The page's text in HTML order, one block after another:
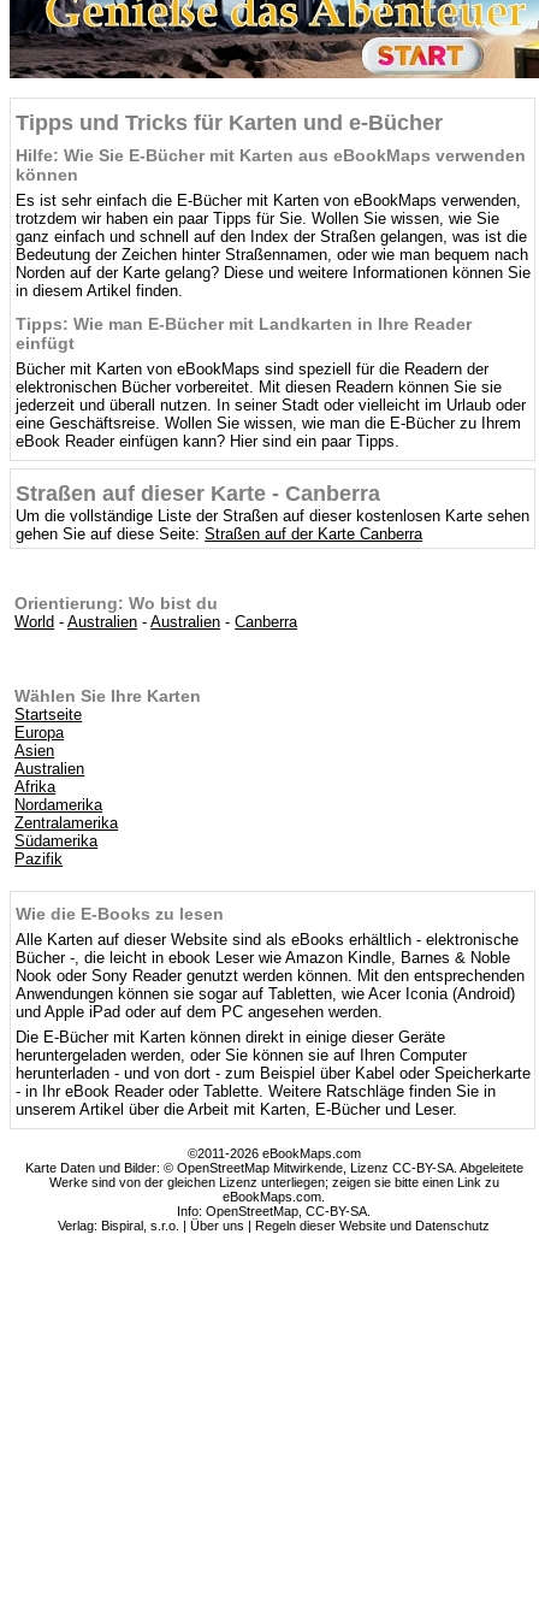
Tipps und Tricks für Karten und e-Bücher
Hilfe: Wie Sie E-Bücher mit Karten aus eBookMaps verwenden
können
Es ist sehr einfach die E-Bücher mit Karten von eBookMaps verwenden,
trotzdem wir haben ein paar Tipps für Sie. Wollen Sie wissen, wie Sie
ganz einfach und schnell auf den Index der Straßen gelangen, was ist die
Bedeutung der Zeichen hinter Straßennamen, oder wie man bequem nach
Norden auf der Karte gelang? Diese und weitere Informationen können Sie
in diesem Artikel finden.
Tipps: Wie man E-Bücher mit Landkarten in Ihre Reader
einfügt
Bücher mit Karten von eBookMaps sind speziell für die Readern der
elektronischen Bücher vorbereitet. Mit diesen Readern können Sie sie
jederzeit und überall nutzen. In seiner Stadt oder vielleicht im Urlaub oder
eine Geschäftsreise. Wollen Sie wissen, wie man die E-Bücher zu Ihrem
eBook Reader einfügen kann? Hier sind ein paar Tipps.
Straßen auf dieser Karte - Canberra
Um die vollständige Liste der Straßen auf dieser kostenlosen Karte sehen
gehen Sie auf diese Seite:Straßen auf der Karte Canberra
Orientierung: Wo bist du
World -Australien -Australien -Canberra
Wählen Sie Ihre Karten
Startseite
Europa
Asien
Australien
Afrika
Nordamerika
Zentralamerika
Südamerika
Pazifik
Wie die E-Books zu lesen
Alle Karten auf dieser Website sind als eBooks erhältlich - elektronische
Bücher -, die leicht in ebook Leser wie Amazon Kindle, Barnes & Noble
Nook oder Sony Reader genutzt werden können. Mit den entsprechenden
Anwendungen können sie sogar auf Tabletten, wie Acer Iconia (Android)
und Apple iPad oder auf dem PC angesehen werden.
Die E-Bücher mit Karten können direkt in einige dieser Geräte
heruntergeladen werden, oder Sie können sie auf Ihren Computer
herunterladen - und von dort - zum Beispiel über Kabel oder Speicherkarte
- in Ihr eBook Reader oder Tablette. Weitere Ratschläge finden Sie in
unserem Artikel über die Arbeit mit Karten, E-Bücher und Leser.
©2011-2026 eBookMaps.com
Karte Daten und Bilder: © OpenStreetMap Mitwirkende, Lizenz CC-BY-SA. Abgeleitete
Werke sind von der gleichen Lizenz unterliegen; zeigen sie bitte einen Link zu
eBookMaps.com.
Info:OpenStreetMap ,CC-BY-SA
Verlag: Bispiral, s.r.o. |Über uns |Regeln dieser Website und Datenschutz